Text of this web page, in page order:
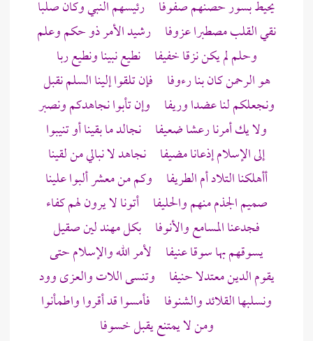
يحيط بسور حصنهم صفوفا رئيسهم النبي وكان صلبا
نقي القلب مصطبرا عزوفا رشيد الأمر ذو حكم وعلم
وحلم لم يكن نزقا خفيفا نطيع نبينا ونطيع ربا
هو الرحمن كان بنا رءوفا فإن تلقوا إلينا السلم نقبل
ونجعلكم لنا عضدا وريفا وإن تأبوا نجاهدكم ونصبر
ولا يك أمرنا رعشا ضعيفا نجالد ما بقينا أو تنيبوا
إلى الإسلام إذعانا مضيفا نجاهد لا نبالي من لقينا
أأهلكنا التلاد أم الطريفا وكم من معشر ألبوا علينا
صميم الجذم منهم والحليفا أتونا لا يرون لهم كفاء
فجدعنا المسامع والأنوفا بكل مهند لين صقيل
يسوقهم بها سوقا عنيفا لأمر الله والإسلام حتى
يقوم الدين معتدلا حنيفا وتنسى اللات والعزى وود
ونسلبها القلائد والشنوفا فأمسوا قد أقروا واطمأنوا
ومن لا يمتنع يقبل خسوفا